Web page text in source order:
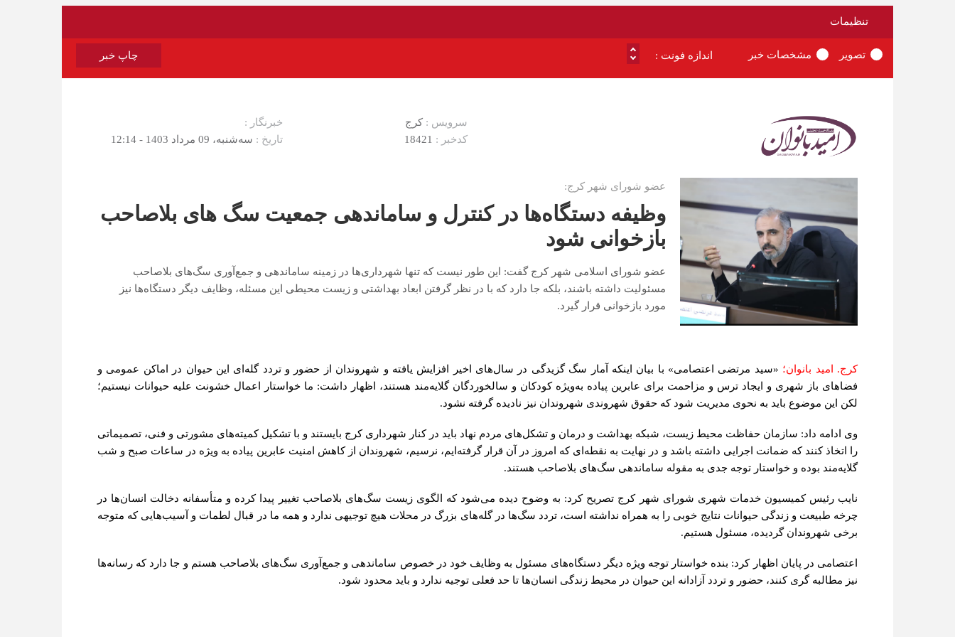
تنظیمات
تصویر مشخصات خبر اندازه فونت : چاپ خبر
سرویس : کرج
خبرنگار :
کدخبر : 18421 تاریخ : سه‌شنبه، 09 مرداد 1403 - 12:14
عضو شورای شهر کرج:
وظیفه دستگاه‌ها در کنترل و ساماندهی جمعیت سگ های بلاصاحب
بازخوانی شود
عضو شورای اسلامی شهر کرج گفت: این طور نیست که تنها شهرداری‌ها در زمینه ساماندهی و جمع‌آوری سگ‌های بلاصاحب
مسئولیت داشته باشند، بلکه جا دارد که با در نظر گرفتن ابعاد بهداشتی و زیست محیطی این مسئله، وظایف دیگر دستگاه‌ها نیز
مورد بازخوانی قرار گیرد.
کرج. امید بانوان؛ «سید مرتضی اعتصامی» با بیان اینکه آمار سگ گزیدگی در سال‌های اخیر افزایش یافته و شهروندان از حضور و تردد گله‌ای این حیوان در اماکن عمومی و
فضاهای باز شهری و ایجاد ترس و مزاحمت برای عابرین پیاده به‌ویژه کودکان و سالخوردگان گلایه‌مند هستند، اظهار داشت: ما خواستار اعمال خشونت علیه حیوانات نیستیم؛
لکن این موضوع باید به نحوی مدیریت شود که حقوق شهروندی شهروندان نیز نادیده گرفته نشود.
وی ادامه داد: سازمان حفاظت محیط زیست، شبکه بهداشت و درمان و تشکل‌های مردم نهاد باید در کنار شهرداری کرج بایستند و با تشکیل کمیته‌های مشورتی و فنی، تصمیماتی
را اتخاذ کنند که ضمانت اجرایی داشته باشد و در نهایت به نقطه‌ای که امروز در آن قرار گرفته‌ایم، نرسیم، شهروندان از کاهش امنیت عابرین پیاده به ویژه در ساعات صبح و شب
گلایه‌مند بوده و خواستار توجه جدی به مقوله ساماندهی سگ‌های بلاصاحب هستند.
نایب رئیس کمیسیون خدمات شهری شورای شهر کرج تصریح کرد: به وضوح دیده می‌شود که الگوی زیست سگ‌های بلاصاحب تغییر پیدا کرده و متأسفانه دخالت انسان‌ها در
چرخه طبیعت و زندگی حیوانات نتایج خوبی را به همراه نداشته است، تردد سگ‌ها در گله‌های بزرگ در محلات هیچ توجیهی ندارد و همه ما در قبال لطمات و آسیب‌هایی که متوجه
برخی شهروندان گردیده، مسئول هستیم.
اعتصامی در پایان اظهار کرد: بنده خواستار توجه ویژه دیگر دستگاه‌های مسئول به وظایف خود در خصوص ساماندهی و جمع‌آوری سگ‌های بلاصاحب هستم و جا دارد که رسانه‌ها
نیز مطالبه گری کنند، حضور و تردد آزادانه این حیوان در محیط زندگی انسان‌ها تا حد فعلی توجیه ندارد و باید محدود شود.